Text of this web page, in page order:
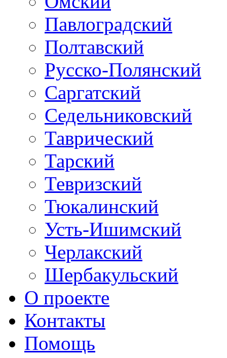
Павлоградский
Полтавский
Русско-Полянский
Саргатский
Седельниковский
Таврический
Тарский
Тевризский
Тюкалинский
Усть-Ишимский
Черлакский
Шербакульский
О проекте
Контакты
Помощь